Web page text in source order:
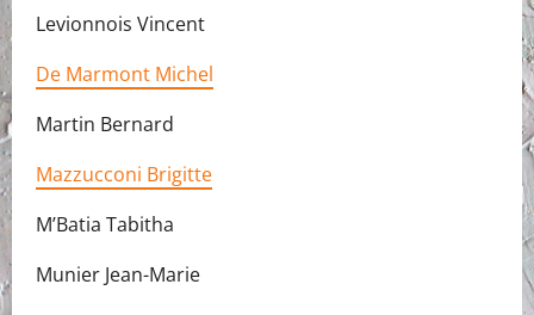
Levionnois Vincent
De Marmont Michel
Martin Bernard
Mazzucconi Brigitte
M’Batia Tabitha
Munier Jean-Marie